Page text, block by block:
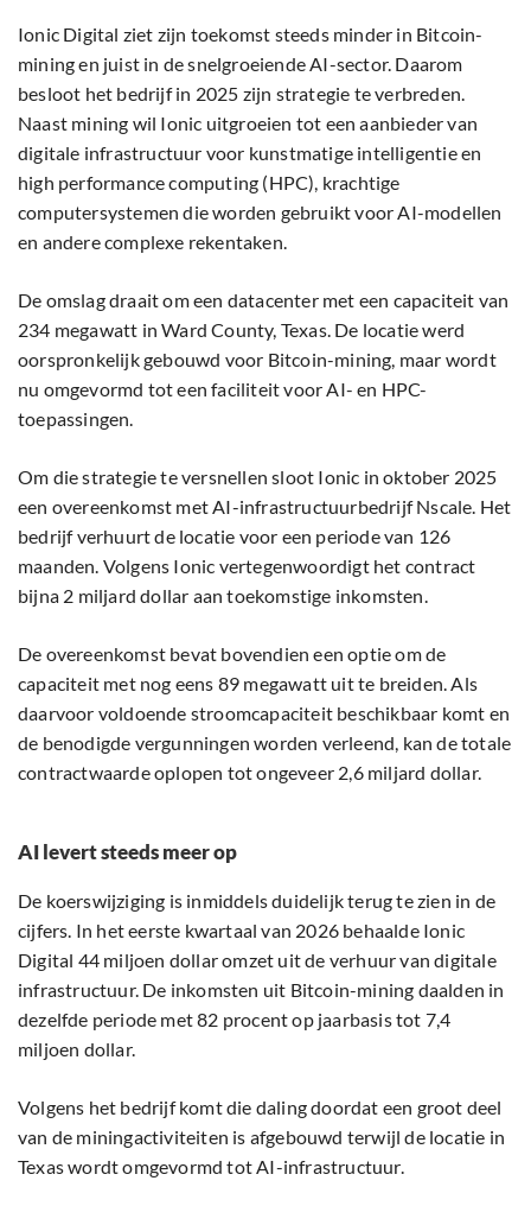
Ionic Digital ziet zijn toekomst steeds minder in Bitcoin-
mining en juist in de snelgroeiende AI-sector. Daarom
besloot het bedrijf in 2025 zijn strategie te verbreden.
Naast mining wil Ionic uitgroeien tot een aanbieder van
digitale infrastructuur voor kunstmatige intelligentie en
high performance computing (HPC), krachtige
computersystemen die worden gebruikt voor AI-modellen
en andere complexe rekentaken.
De omslag draait om een datacenter met een capaciteit van
234 megawatt in Ward County, Texas. De locatie werd
oorspronkelijk gebouwd voor Bitcoin-mining, maar wordt
nu omgevormd tot een faciliteit voor AI- en HPC-
toepassingen.
Om die strategie te versnellen sloot Ionic in oktober 2025
een overeenkomst met AI-infrastructuurbedrijf Nscale. Het
bedrijf verhuurt de locatie voor een periode van 126
maanden. Volgens Ionic vertegenwoordigt het contract
bijna 2 miljard dollar aan toekomstige inkomsten.
De overeenkomst bevat bovendien een optie om de
capaciteit met nog eens 89 megawatt uit te breiden. Als
daarvoor voldoende stroomcapaciteit beschikbaar komt en
de benodigde vergunningen worden verleend, kan de totale
contractwaarde oplopen tot ongeveer 2,6 miljard dollar.
AI levert steeds meer op
De koerswijziging is inmiddels duidelijk terug te zien in de
cijfers. In het eerste kwartaal van 2026 behaalde Ionic
Digital 44 miljoen dollar omzet uit de verhuur van digitale
infrastructuur. De inkomsten uit Bitcoin-mining daalden in
dezelfde periode met 82 procent op jaarbasis tot 7,4
miljoen dollar.
Volgens het bedrijf komt die daling doordat een groot deel
van de miningactiviteiten is afgebouwd terwijl de locatie in
Texas wordt omgevormd tot AI-infrastructuur.